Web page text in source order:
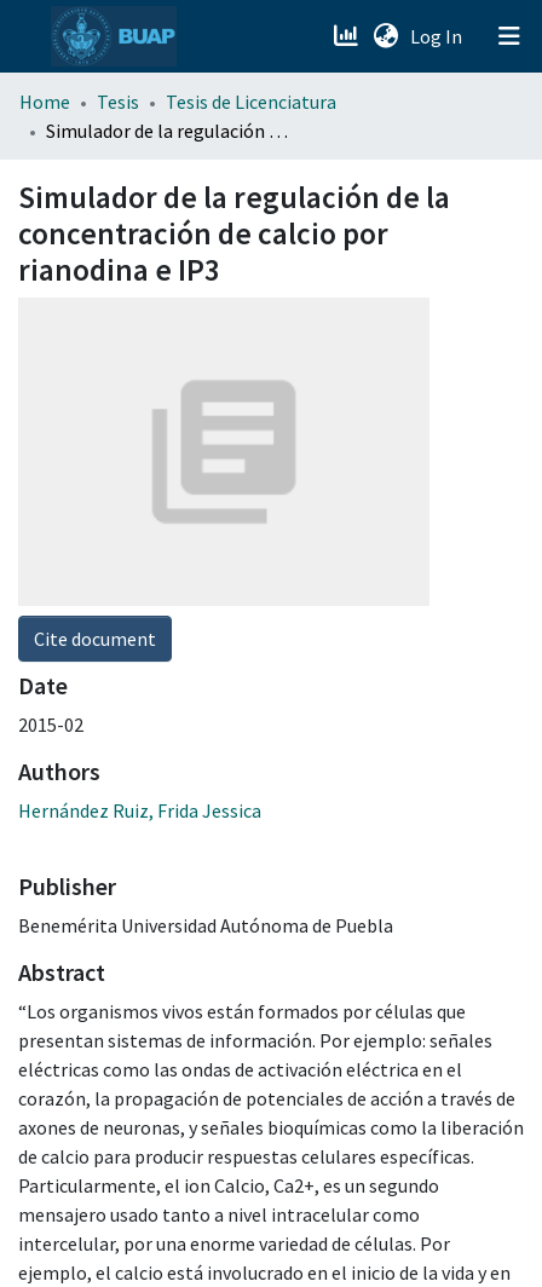
Log In (current)
menu.section.about_menu
Home Tesis
Tesis de Licenciatura
Simulador de la regulación de la concentración de calcio por rianodina e IP3
Simulador de la regulación de la
concentración de calcio por
rianodina e IP3
Cite document
Date
2015-02
Authors
Hernández Ruiz, Frida Jessica
Publisher
Benemérita Universidad Autónoma de Puebla
Abstract
“Los organismos vivos están formados por células que
presentan sistemas de información. Por ejemplo: señales
eléctricas como las ondas de activación eléctrica en el
corazón, la propagación de potenciales de acción a través de
axones de neuronas, y señales bioquímicas como la liberación
de calcio para producir respuestas celulares específicas.
Particularmente, el ion Calcio, Ca2+, es un segundo
mensajero usado tanto a nivel intracelular como
intercelular, por una enorme variedad de células. Por
ejemplo, el calcio está involucrado en el inicio de la vida y en